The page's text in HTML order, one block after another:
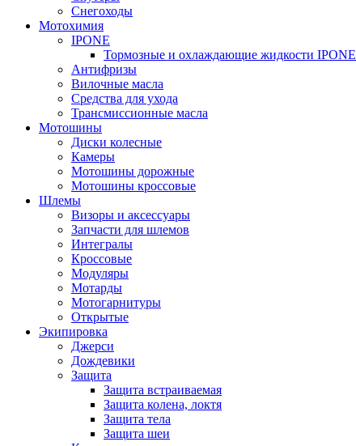
Снегоходы
Мотохимия
IPONE
Тормозные и охлаждающие жидкости IPONE
Антифризы
Вилочные масла
Средства для ухода
Трансмиссионные масла
Мотошины
Диски колесные
Камеры
Мотошины дорожные
Мотошины кроссовые
Шлемы
Визоры и аксессуары
Запчасти для шлемов
Интегралы
Кроссовые
Модуляры
Мотарды
Мотогарнитуры
Открытые
Экипировка
Джерси
Дождевики
Защита
Защита встраиваемая
Защита колена, локтя
Защита тела
Защита шеи